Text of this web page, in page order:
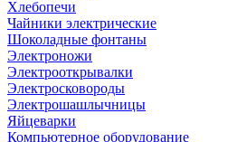
Хлебопечи
Чайники электрические
Шоколадные фонтаны
Электроножи
Электрооткрывалки
Электросковороды
Электрошашлычницы
Яйцеварки
Компьютерное оборудование